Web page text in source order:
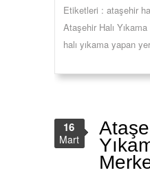
Etiketleri : ataşehir
Ataşehir Halı
halı yıkama yapan
16
Mart